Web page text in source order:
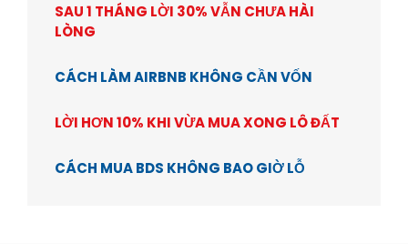
SAU 1 THÁNG LỜI 30% VẪN CHƯA HÀI
LÒNG
CÁCH LÀM AIRBNB KHÔNG CẦN VỐN
LỜI HƠN 10% KHI VỪA MUA XONG LÔ ĐẤT
CÁCH MUA BDS KHÔNG BAO GIỜ LỖ